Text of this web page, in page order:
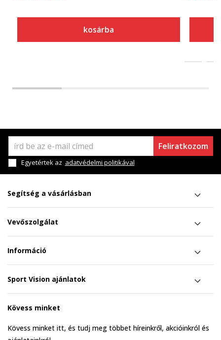
kosárba
Feliratkozom
Egyetértek az adatvédelmi politikával
Segítség a vásárlásban
Vevőszolgálat
Információ
Sport Vision ajánlatok
Kövess minket
Kövess minket itt, és tudj meg többet híreinkről, akcióinkról és